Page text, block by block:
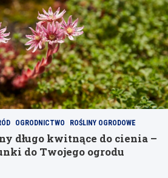
OGRODNICTWO ROŚLINY OGRODOWE
długo kwitnące do cienia –
do Twojego ogrodu